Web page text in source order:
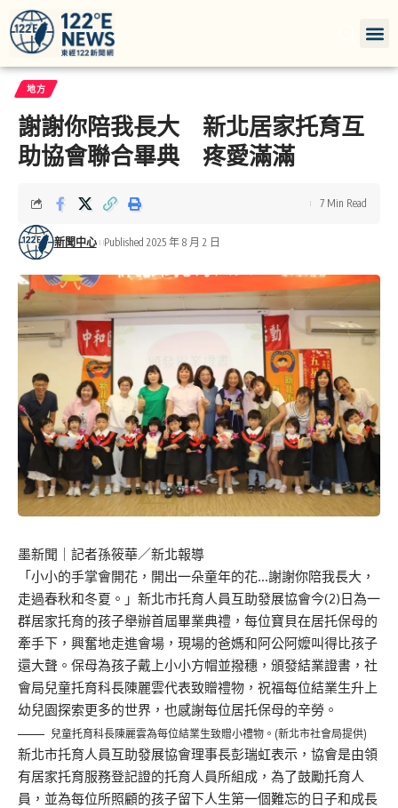
地方
謝謝你陪我長大 新北居家托育互
助協會聯合畢典 疼愛滿滿
新聞中心 Published 2025 年 8 月 2 日
7 Min Read
墨新聞 ｜記者孫筱華／新北報導
「小小的手掌會開花，開出一朵童年的花…謝謝你陪我長大，
走過春秋和冬夏。」新北市托育人員互助發展協會今(2)日為一
群居家托育的孩子舉辦首屆畢業典禮，每位寶貝在居托保母的
牽手下，興奮地走進會場，現場的爸媽和阿公阿嬤叫得比孩子
還大聲。保母為孩子戴上小小方帽並撥穗，頒發結業證書，社
會局兒童托育科長陳麗雲代表致贈禮物，祝福每位結業生升上
幼兒園探索更多的世界，也感謝每位居托保母的辛勞。
兒童托育科長陳麗雲為每位結業生致贈小禮物。(新北市社會局提供)
新北市托育人員互助發展協會理事長彭瑞虹表示，協會是由領
有居家托育服務登記證的托育人員所組成，為了鼓勵托育人
員，並為每位所照顧的孩子留下人生第一個難忘的日子和成長